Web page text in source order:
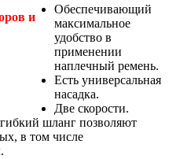
и
Обеспечивающий
максимальное
удобство в
применении
наплечный ремень.
Есть универсальная
насадка.
Две скорости.
шланг позволяют
в том числе